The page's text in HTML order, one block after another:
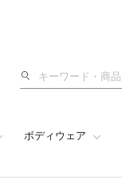
検
ボディウェア